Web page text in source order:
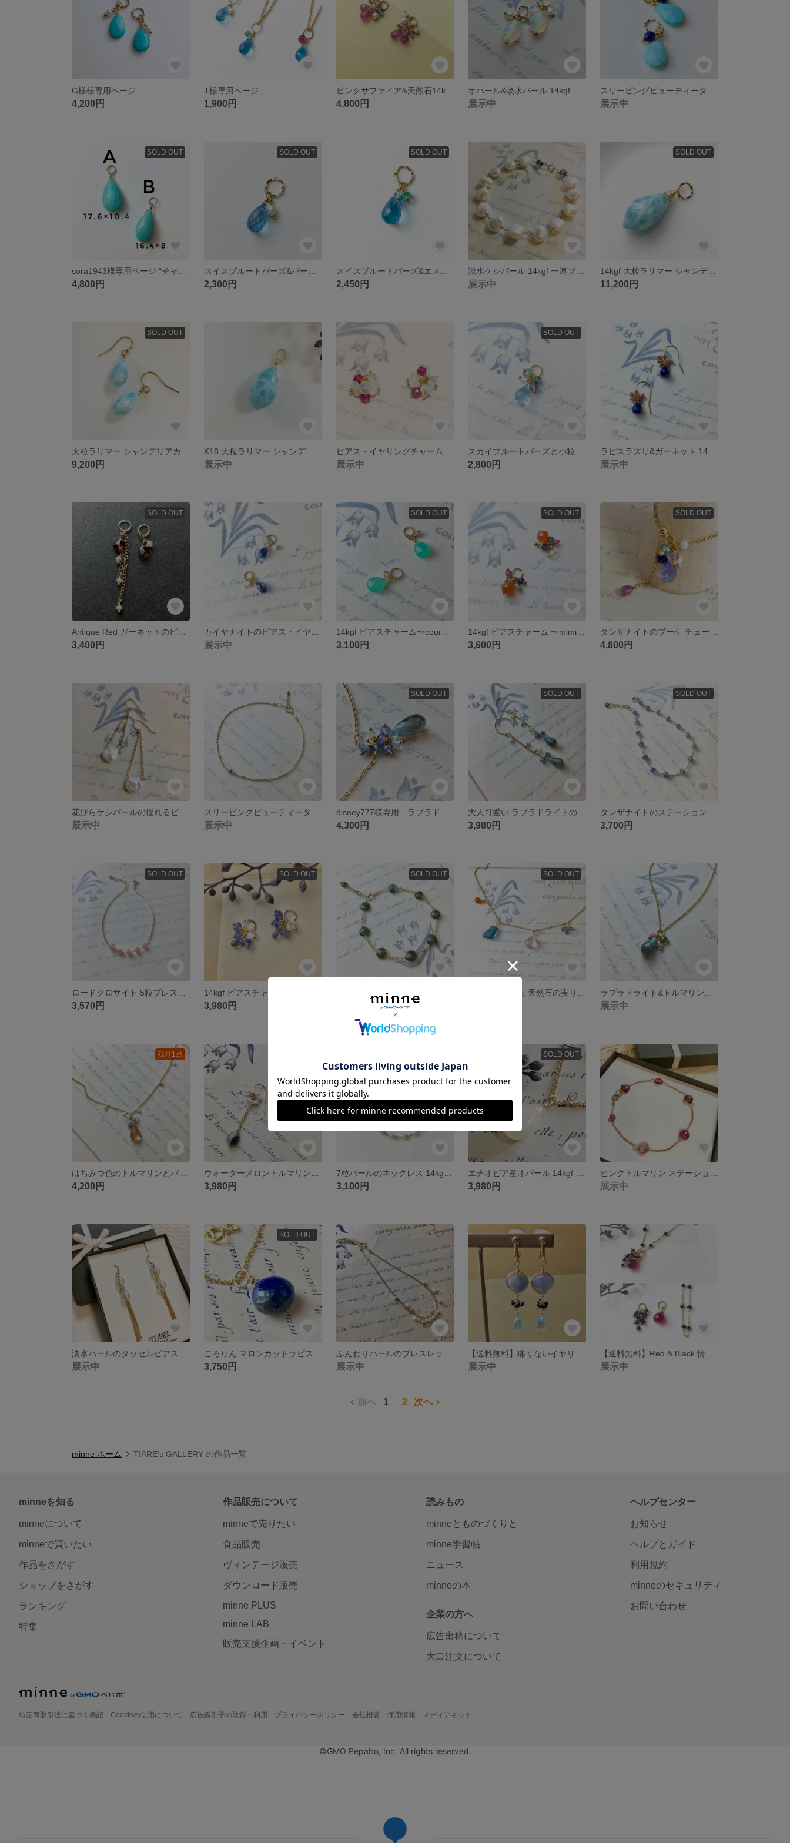
G様様専用ページ
4,200円
T様専用ページ
1,900円
ピンクサファイア&天然石14kgf ピアス・イヤリングチャーム
4,800円 展示中 展示中
SOLD OUT
4,800円
SOLD OUT
2,300円
SOLD OUT
2,450円 展示中
SOLD OUT
11,200円
SOLD OUT
9,200円
K18 大粒ラリマー シャンデリアカット チャーム
展示中 展示中
SOLD OUT
2,800円 展示中
SOLD OUT
3,400円 展示中
SOLD OUT
14kgf ピアスチャーム〜courgeクラージュ〜
3,100円
SOLD OUT
3,600円
SOLD OUT
4,800円
展示中 展示中
SOLD OUT
4,300円
SOLD OUT
3,980円
SOLD OUT
3,700円
SOLD OUT
3,570円
SOLD OUT
3,980円
SOLD OUT SOLD OUT
展示中
残り1点
4,200円 3,980円 3,100円
SOLD OUT
3,980円 展示中
展示中
SOLD OUT
3,750円 展示中 展示中 展示中
前へ 1 2 次へ
minne ホーム TIARE's GALLERY の作品一覧
minneを知る
minneについて
minneで買いたい
作品をさがす
ショップをさがす
ランキング
特集
作品販売について
minneで売りたい
食品販売
ヴィンテージ販売
ダウンロード販売
minne PLUS
minne LAB
販売支援企画・イベント
読みもの
minneとものづくりと
minne学習帖
ニュース
minneの本
企業の方へ
広告出稿について
大口注文について
ヘルプセンター
お知らせ
ヘルプとガイド
利用規約
minneのセキュリティ
お問い合わせ
特定商取引法に基づく表記 Cookieの使用について 広告識別子の取得・利用 プライバシーポリシー 会社概要 採用情報 メディアキット
©GMO Pepabo, Inc. All rights reserved.